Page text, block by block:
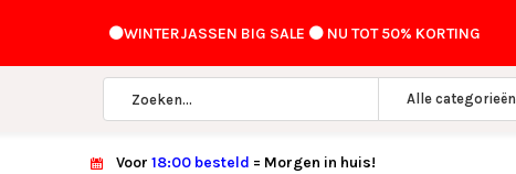
Alle categorieën
⚫️WINTERJASSEN BIG SALE ⚫️ NU TOT 50% KORTING
Voor 18:00 besteld = Morgen in huis!